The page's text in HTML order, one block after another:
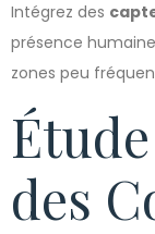
Intégrez des
présence
zones peu
des